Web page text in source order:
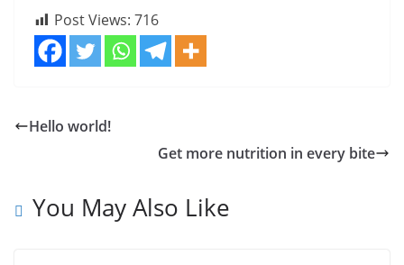
Post Views: 716
Hello world!
Get more nutrition in every bite
You May Also Like